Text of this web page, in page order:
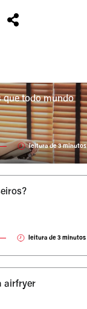
que todo mundo
leitura de 3 minutos
leitura de 3 minutos
airfryer